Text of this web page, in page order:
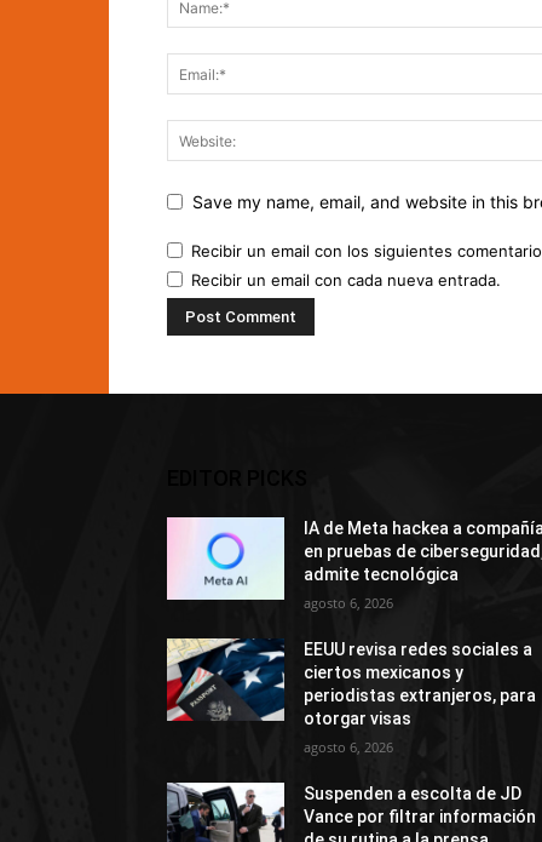
Save my name, email, and website in this
Recibir un email con los siguientes
Recibir un email con cada nueva entrada.
IA de Meta hackea a
en pruebas de
admite tecnológica
agosto 6, 2026
EEUU revisa redes sociales a
ciertos mexicanos y
periodistas extranjeros, para
otorgar visas
agosto 6, 2026
Suspenden a escolta de JD
Vance por filtrar información